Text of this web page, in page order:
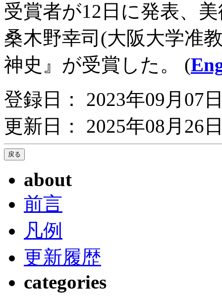
受賞者が12日に発表、
桑木野幸司(大阪大学准
神史』が受賞した。 (
登録日： 2023年09月07
更新日： 2025年08月26
about
前言
凡例
更新履歴
categories